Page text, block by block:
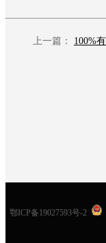
上一篇：
鄂ICP备19027593号-2